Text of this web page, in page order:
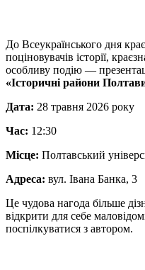
До Всеукраїнського дня
поціновувачів історії,
особливу подію —
«Історичні райони
Дата: 28 травня 2026 року
Час: 12:30
Місце: Полтавський
Адреса: вул. Івана Банка, 3
Це чудова нагода більше
відкрити для себе
поспілкуватися з автором.